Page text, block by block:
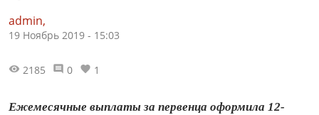
admin,
19 Ноябрь 2019 - 15:03
2185 0 1
Ежемесячные выплаты за первенца оформила 12-